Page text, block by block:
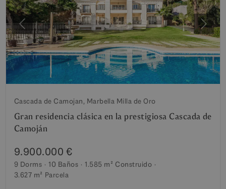
Anterior
Cascada de Camojan, Marbella Milla de Oro
Gran residencia clásica en la prestigiosa Cascada de
Camoján
9.900.000 €
9 Dorms 10 Baños 1.585 m² Construido
3.627 m² Parcela